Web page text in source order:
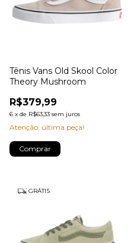
Tênis Vans Old Skool Color
Theory Mushroom
R$379,99
6 x de R$63,33 sem juros
Atenção, última peça!
Comprar
GRÁTIS